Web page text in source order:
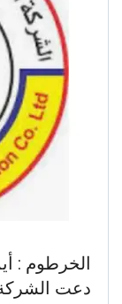
الخرطوم :
دعت الشركة